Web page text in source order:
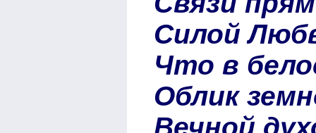
Силой
Что в
Облик
Вечной